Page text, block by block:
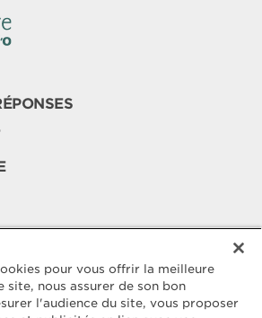
des donnéespour vous offrir la meilleure
site, nous assurer de son bon
l'audience du site, vous proposer